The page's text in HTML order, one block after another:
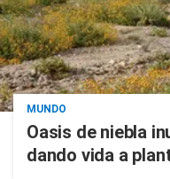
MUNDO
Oasis de niebla
dando vida a